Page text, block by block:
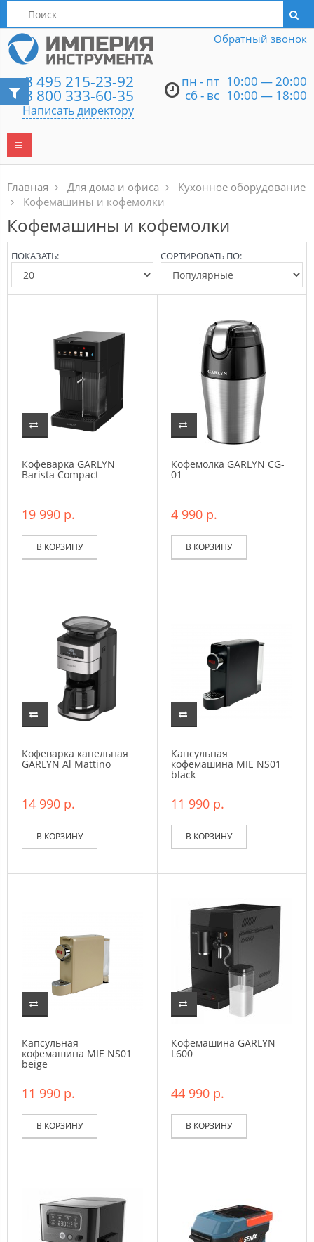
Написать директору
8 495 215-23-92
8 800 333-60-35
Написать директору
пн - пт 10:00 — 20:00
сб - вс 10:00 — 18:00
Обратный звонок
Главная Для дома и офиса
Кухонное оборудование
Кофемашины и кофемолки
Кофемашины и кофемолки
СОРТИРОВАТЬ ПО:
ПОКАЗАТЬ:
Кофеварка GARLYN
Barista Compact
19 990 р.
В КОРЗИНУ
Кофемолка GARLYN CG-
01
4 990 р.
В КОРЗИНУ
Кофеварка капельная
GARLYN Al Mattino
14 990 р.
В КОРЗИНУ
Капсульная
кофемашина MIE NS01
black
11 990 р.
В КОРЗИНУ
Капсульная
кофемашина MIE NS01
beige
11 990 р.
В КОРЗИНУ
Кофемашина GARLYN
L600
44 990 р.
В КОРЗИНУ